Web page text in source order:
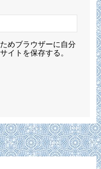
めブラウザーに自分
イトを保存する。